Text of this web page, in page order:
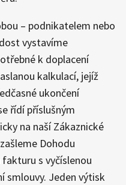
– podnikatelem nebo
vystavíme
k doplacení
kalkulací, jejíž
ukončení
řídí příslušným
na naší Zákaznické
Dohodu
s vyčíslenou
smlouvy. Jeden výtisk